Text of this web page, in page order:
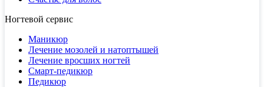
Ногтевой сервис
Маникюр
Лечение мозолей и натоптышей
Лечение вросших ногтей
Смарт-педикюр
Педикюр